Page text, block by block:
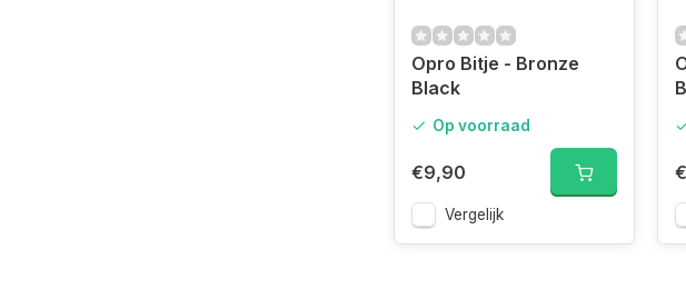
Opro Bitje - Bronze
Black
Op voorraad
€9,90
Vergelijk